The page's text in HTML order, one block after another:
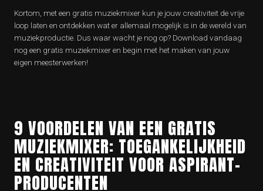
Kortom, met een gratis muziekmixer kun je jouw creativiteit de vrije
loop laten en ontdekken wat er allemaal mogelijk is in de wereld van
muziekproductie. Dus waar wacht je nog op? Download vandaag
nog een gratis muziekmixer en begin met het maken van jouw
eigen meesterwerken!
9 VOORDELEN VAN EEN GRATIS
MUZIEKMIXER: TOEGANKELIJKHEID
EN CREATIVITEIT VOOR ASPIRANT-
PRODUCENTEN